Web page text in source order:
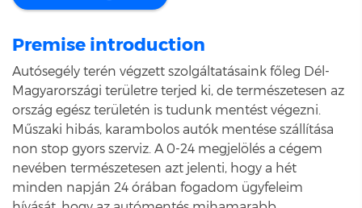
Premise introduction
Autósegély terén végzett szolgáltatásaink főleg Dél-
Magyarországi területre terjed ki, de természetesen az
ország egész területén is tudunk mentést végezni.
Műszaki hibás, karambolos autók mentése szállítása
non stop gyors szerviz. A 0-24 megjelölés a cégem
nevében természetesen azt jelenti, hogy a hét
minden napján 24 órában fogadom ügyfeleim